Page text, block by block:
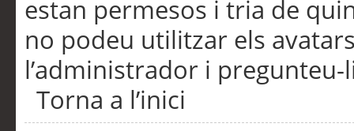
estan permesos i tria de
no podeu utilitzar els
l’administrador i pregunteu-
Torna a l’inici